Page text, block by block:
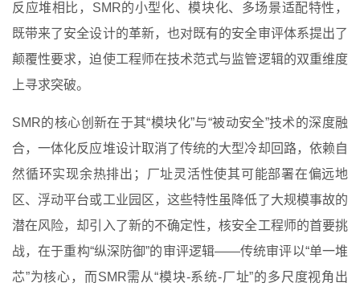
反应堆相比，SMR的小型化、模块化、多场景适配特性，
既带来了安全设计的革新，也对既有的安全审评体系提出了
颠覆性要求，迫使工程师在技术范式与监管逻辑的双重维度
上寻求突破。
SMR的核心创新在于其“模块化”与“被动安全”技术的深度融
合，一体化反应堆设计取消了传统的大型冷却回路，依赖自
然循环实现余热排出；厂址灵活性使其可能部署在偏远地
区、浮动平台或工业园区，这些特性虽降低了大规模事故的
潜在风险，却引入了新的不确定性，核安全工程师的首要挑
战，在于重构“纵深防御”的审评逻辑——传统审评以“单一堆
芯”为核心，而SMR需从“模块-系统-厂址”的多尺度视角出